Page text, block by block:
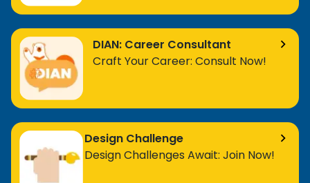
DIAN: Career Consultant
Craft Your Career: Consult Now!
Design Challenge
Design Challenges Await: Join Now!